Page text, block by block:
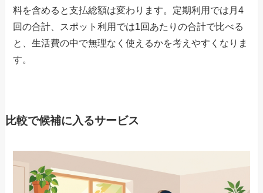
料を含めると支払総額は変わります。定期利用では月4
回の合計、スポット利用では1回あたりの合計で比べる
と、生活費の中で無理なく使えるかを考えやすくなりま
す。
比較で候補に入るサービス